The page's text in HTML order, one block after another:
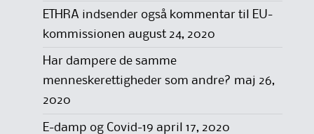
ETHRA indsender også kommentar til EU-
kommissionen august 24, 2020
Har dampere de samme
menneskerettigheder som andre? maj 26,
2020
E-damp og Covid-19 april 17, 2020